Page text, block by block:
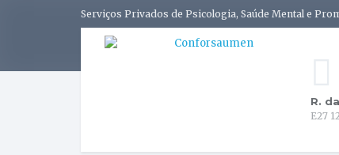
Serviços Privados de Psicologia, Saúde Mental e
R.
E27